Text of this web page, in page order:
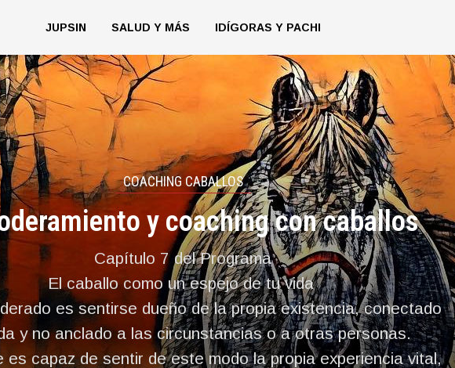
JUPSIN SALUD Y MÁS IDÍGORAS Y PACHI
COACHING CABALLOS
y coaching con caballos
Capítulo 7 del Programa
El caballo como un espejo de tu vida
es sentirse dueño de la propia existencia, conectado
y no anclado a las circunstancias o a otras personas.
es capaz de sentir de este modo la propia experiencia vital,